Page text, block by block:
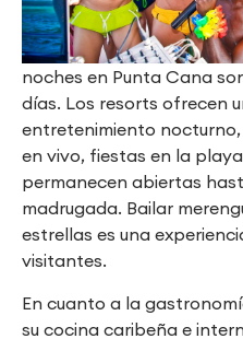
noches en Punta Cana
días. Los resorts ofrecen
entretenimiento
en vivo, fiestas en la
permanecen abiertas
madrugada. Bailar
estrellas es una
visitantes.
En cuanto a la
su cocina caribeña e